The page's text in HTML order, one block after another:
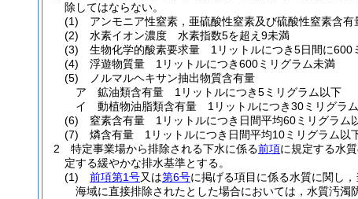
除してはならない。
(1)
アンモニア性窒素，亜硫酸性窒素及び硫酸性窒素含
(2)
水素イオン濃度 水素指数5を超え9未満
(3)
生物化学的酸素要求量 1リットルにつき5日間に600
(4)
浮遊物質量 1リットルにつき600ミリグラム未満
(5)
ノルマルヘキサン抽出物質含有量
ア
鉱油類含有量 1リットルにつき5ミリグラム以下
イ
動植物油脂類含有量 1リットルにつき30ミリグラ
(6)
窒素含有量 1リットルにつき日間平均60ミリグラム
(7)
燐含有量 1リットルにつき日間平均10ミリグラム以
2
特定事業場から排除される下水に係る前項に規定する水質
定する緩やかな排水基準とする。
(1)
前項第1号又は第6号に掲げる項目に係る水質に関し
海域に直接排除されたとした場合においては，水質汚濁